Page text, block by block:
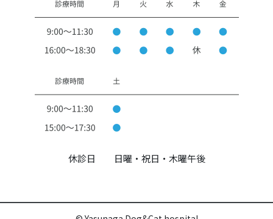
休診日 日曜・祝日・木曜午後